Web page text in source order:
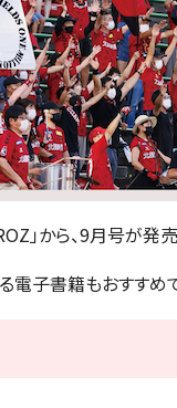
」から、9月号が発
子書籍もおすすめで